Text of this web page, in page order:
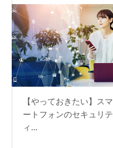
【やっておきたい】スマ
ートフォンのセキュリテ
ィ…